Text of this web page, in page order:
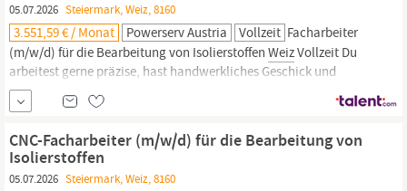
05.07.2026 Steiermark, Weiz, 8160
3.551,59 € / Monat Powerserv Austria Vollzeit Facharbeiter
(m/w/d) für die Bearbeitung von Isolierstoffen WeizVollzeit Du
arbeitest gerne präzise, hast handwerkliches Geschick und
möchtest Teil eines innovativen Industrieunternehmens werden?
Dann wartet inWeiz
dein nächster Karriereschritt auf dich. Für
unseren Kunden suchen wir engagierte Mitarbeiter (m/w/d)
CNC-Facharbeiter (m/w/d) für die Bearbeitung von
Isolierstoffen
05.07.2026 Steiermark, Weiz, 8160